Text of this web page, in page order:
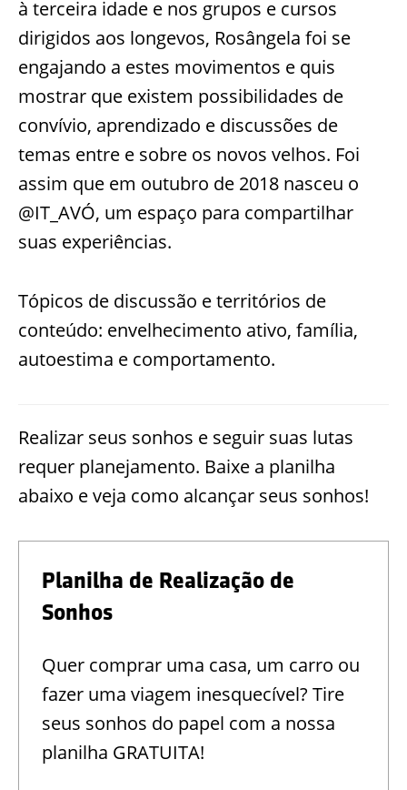
à terceira idade e nos grupos e cursos
dirigidos aos longevos, Rosângela foi se
engajando a estes movimentos e quis
mostrar que existem possibilidades de
convívio, aprendizado e discussões de
temas entre e sobre os novos velhos. Foi
assim que em outubro de 2018 nasceu o
@IT_AVÓ, um espaço para compartilhar
suas experiências.
Tópicos de discussão e territórios de
conteúdo: envelhecimento ativo, família,
autoestima e comportamento.
Realizar seus sonhos e seguir suas lutas
requer planejamento. Baixe a planilha
abaixo e veja como alcançar seus sonhos!
Planilha de Realização de
Sonhos
Quer comprar uma casa, um carro ou
fazer uma viagem inesquecível? Tire
seus sonhos do papel com a nossa
planilha GRATUITA!